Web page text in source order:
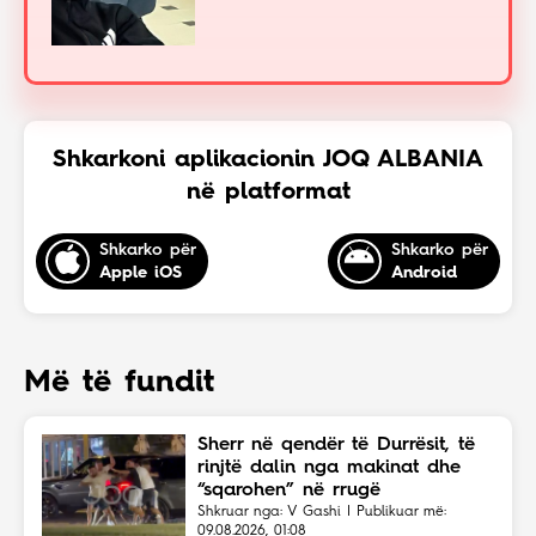
Shkarkoni aplikacionin JOQ ALBANIA
në platformat
Shkarko për
Apple iOS
Shkarko për
Android
Më të fundit
Sherr në qendër të Durrësit, të
rinjtë dalin nga makinat dhe
“sqarohen” në rrugë
Shkruar nga: V Gashi | Publikuar më:
09.08.2026, 01:08